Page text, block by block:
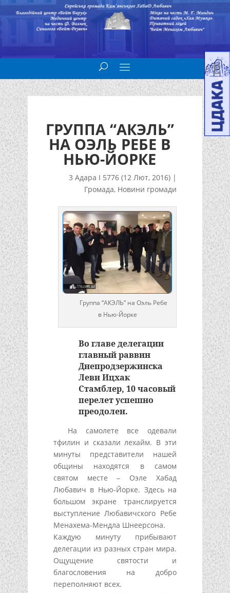
ГРУППА “АКЭЛЬ”
НА ОЭЛЬ РЕБЕ В
НЬЮ-ЙОРКЕ
3 Адара I 5776 (12 Лют, 2016) |
Громада, Новини громади
Группа “АКЭЛЬ” на Оэль Ребе
в Нью-Йорке
Во главе делегации
главный раввин
Днепродзержинска
Леви Ицхак
Стамблер, 10 часовый
перелет успешно
преодолен.
На самолете все одевали
тфилин и сказали лехайм. В эти
минуты представители нашей
общины находятся в самом
святом месте – Оэле Хабад
Любавич в Нью-Йорке. Здесь на
большом экране транслируется
выступление Любавичского Ребе
Менахема-Мендла Шнеерсона.
Каждую минуту прибывают
делегации из разных стран мира.
Ощущение святости и
благословения на добро
переполняют всех.